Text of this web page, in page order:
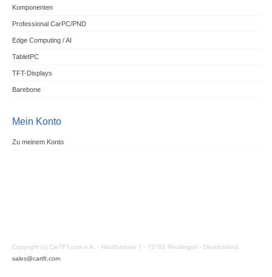
Komponenten
Professional CarPC/PND
Edge Computing / AI
TabletPC
TFT-Displays
Barebone
Mein Konto
Zu meinem Konto
Copyright (c) CarTFT.com e.K. - Hauffstrasse 7 - 72762 Reutlingen - Deutschland.
sales@cartft.com